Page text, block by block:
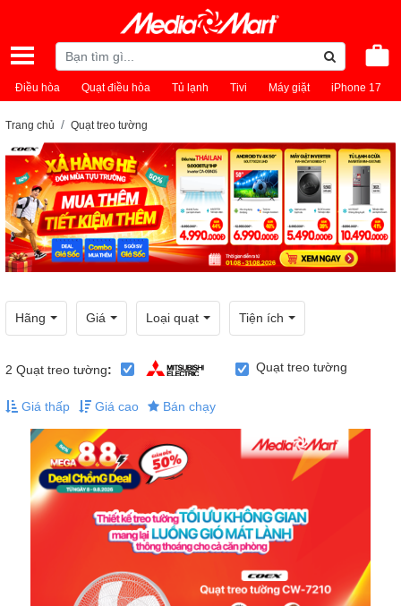
Điều hòa Quạt điều hòa Tủ lạnh Tivi Máy giặt iPhone 17
Trang chủ Quạt treo tường
Hãng Giá Loại quạt Tiện ích
2 Quạt treo tường: Quạt treo tường
Giá thấp Giá cao Bán chạy